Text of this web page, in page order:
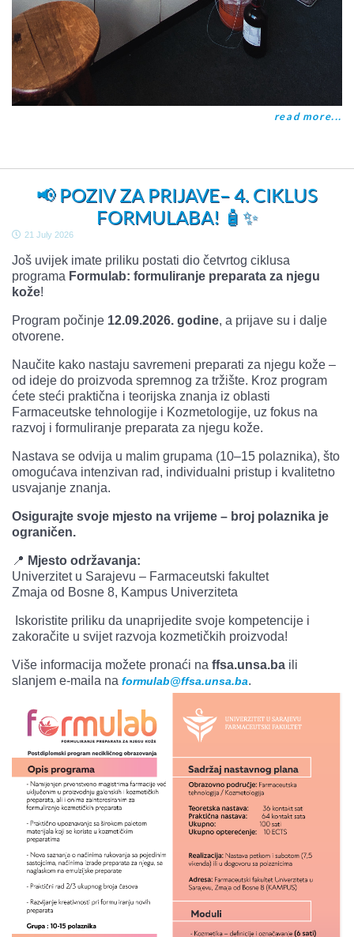
read more...
📢 POZIV ZA PRIJAVE– 4. CIKLUS
FORMULABA! 🧴✨
21 July 2026
Još uvijek imate priliku postati dio četvrtog ciklusa
programa Formulab: formuliranje preparata za njegu
kože!
Program počinje 12.09.2026. godine, a prijave su i dalje
otvorene.
Naučite kako nastaju savremeni preparati za njegu kože –
od ideje do proizvoda spremnog za tržište. Kroz program
ćete steći praktična i teorijska znanja iz oblasti
Farmaceutske tehnologije i Kozmetologije, uz fokus na
razvoj i formuliranje preparata za njegu kože.
Nastava se odvija u malim grupama (10–15 polaznika), što
omogućava intenzivan rad, individualni pristup i kvalitetno
usvajanje znanja.
Osigurajte svoje mjesto na vrijeme – broj polaznika je
ograničen.
📍 Mjesto održavanja:
Univerzitet u Sarajevu – Farmaceutski fakultet
Zmaja od Bosne 8, Kampus Univerziteta
Iskoristite priliku da unaprijedite svoje kompetencije i
zakoračite u svijet razvoja kozmetičkih proizvoda!
Više informacija možete pronaći na ffsa.unsa.ba ili
slanjem e-maila na formulab@ffsa.unsa.ba.